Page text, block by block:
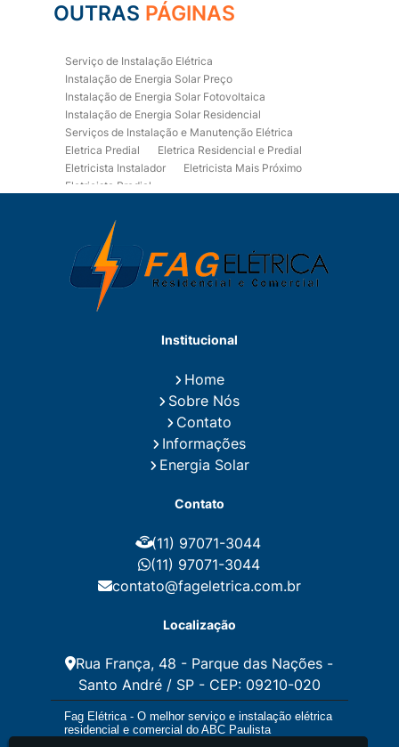
OUTRAS PÁGINAS
Serviço de Instalação Elétrica
Instalação de Energia Solar Preço
Instalação de Energia Solar Fotovoltaica
Instalação de Energia Solar Residencial
Serviços de Instalação e Manutenção Elétrica
Eletrica Predial
Eletrica Residencial e Predial
Eletricista Instalador
Eletricista Mais Próximo
Eletricista Predial
Eletricista Residencial
Eletricista Residencial E Predial
Eletricistas de Manutenção
Empresa de Instalações Elétricas
Empresa de Manutenção Eletrica
Empresa de Prestação de Serviços Eletricos
Fiação para Instalação Eletrica Residencial
Instalação de Energia Solar Residencial Preço
Instalação de Painel Solar
Instalação de Placa Solar
Instalação de Sistema Fotovoltaico
Instalação E Manutenção Elétrica
Instalação Elétrica Comercial
Instalação Elétrica Residencial Simples
Instalações Elétricas Prediais
Instalações Elétricas Residenciais
Instalador de Energia Solar
Instalador de Placa Solar
Instalador Fotovoltaico
Instalar Energia Solar
Manutenção Elétrica
Manutenção Eletrica Predial
Manutenção Elétrica Preventiva
Manutenção Eletrica Residencial
Manutenção Preventiva E Corretiva Instalações
Institucional
Home
Sobre Nós
Contato
Informações
Energia Solar
Contato
(11) 97071-3044
(11) 97071-3044
contato@fageletrica.com.br
Localização
Rua França, 48 - Parque das Nações -
Santo André / SP - CEP: 09210-020
Fag Elétrica - O melhor serviço e instalação elétrica
residencial e comercial do ABC Paulista